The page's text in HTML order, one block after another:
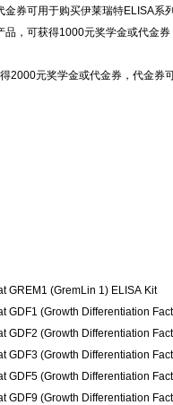
券可用于购买伊莱瑞特ELISA系
，可获得1000元奖学金或代金
2000元奖学金或代金券，代金券
GREM1 (GremLin 1) ELISA Kit
GDF1 (Growth Differentiation
GDF2 (Growth Differentiation
GDF3 (Growth Differentiation
GDF5 (Growth Differentiation
GDF9 (Growth Differentiation